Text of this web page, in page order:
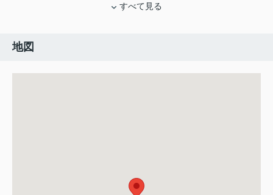
すべて見る
地図